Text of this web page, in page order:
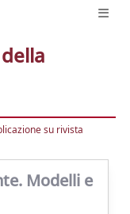
su rivista
Modelli e